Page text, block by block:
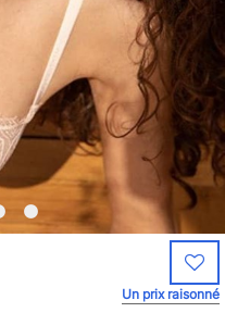
Un prix raisonné